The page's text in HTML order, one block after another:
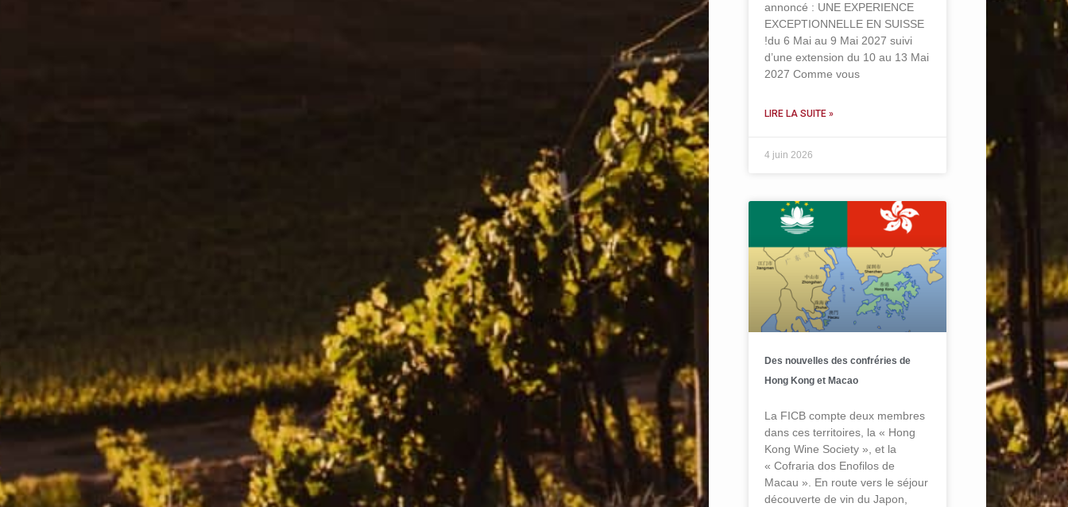
annoncé : UNE EXPERIENCE
EXCEPTIONNELLE EN SUISSE
!du 6 Mai au 9 Mai 2027 suivi
d’une extension du 10 au 13 Mai
2027 Comme vous
LIRE LA SUITE »
4 juin 2026
Des nouvelles des confréries de
Hong Kong et Macao
La FICB compte deux membres
dans ces territoires, la « Hong
Kong Wine Society », et la
« Cofraria dos Enofilos de
Macau ». En route vers le séjour
découverte de vin du Japon,